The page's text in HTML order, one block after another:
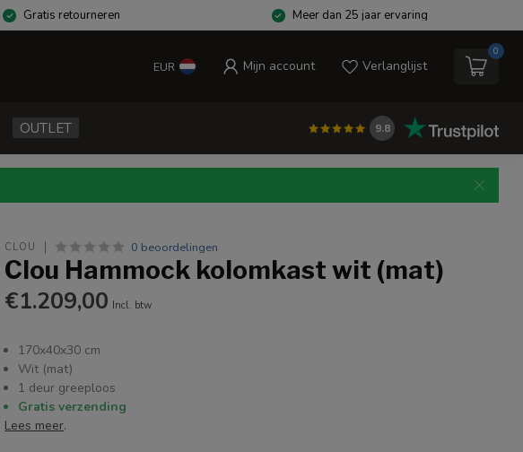
Gratis retourneren Meer dan 25 jaar ervaring
EUR Mijn account Verlanglijst
0
OUTLET 9.8
CLOU 0 beoordelingen
Clou Hammock kolomkast wit (mat)
€1.209,00 Incl. btw
170x40x30 cm
Wit (mat)
1 deur greeploos
Gratis verzending
Lees meer.